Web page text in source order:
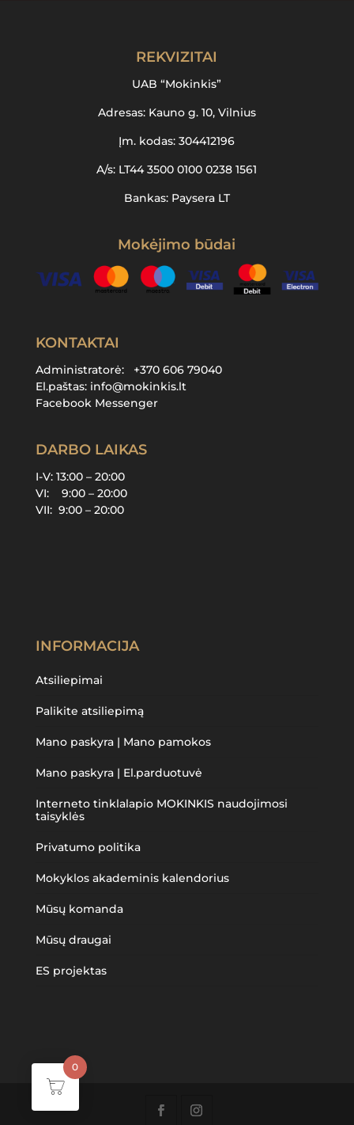
REKVIZITAI
UAB “Mokinkis”
Adresas: Kauno g. 10, Vilnius
Įm. kodas: 304412196
A/s: LT44 3500 0100 0238 1561
Bankas: Paysera LT
Mokėjimo būdai
KONTAKTAI
Administratorė: +370 606 79040
El.paštas: info@mokinkis.lt
Facebook Messenger
DARBO LAIKAS
I-V: 13:00 – 20:00
VI: 9:00 – 20:00
VII: 9:00 – 20:00
INFORMACIJA
Atsiliepimai
Palikite atsiliepimą
Mano paskyra | Mano pamokos
Mano paskyra | El.parduotuvė
Interneto tinklalapio MOKINKIS naudojimosi
taisyklės
Privatumo politika
Mokyklos akademinis kalendorius
Mūsų komanda
Mūsų draugai
ES projektas
0